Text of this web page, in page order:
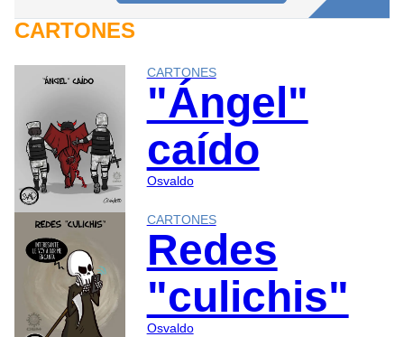
CARTONES
CARTONES
"Ángel"
caído
Osvaldo
CARTONES
Redes
"culichis"
Osvaldo